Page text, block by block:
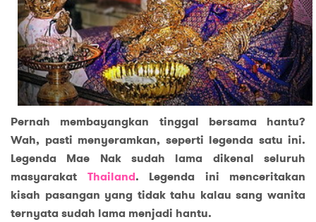
Pernah membayangkan tinggal bersama hantu?
Wah, pasti menyeramkan, seperti legenda satu ini.
Legenda Mae Nak sudah lama dikenal seluruh
masyarakat Thailand. Legenda ini menceritakan
kisah pasangan yang tidak tahu kalau sang wanita
ternyata sudah lama menjadi hantu.